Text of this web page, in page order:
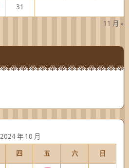
11 月 »
31
2024 年 10 月
四 五 六 日